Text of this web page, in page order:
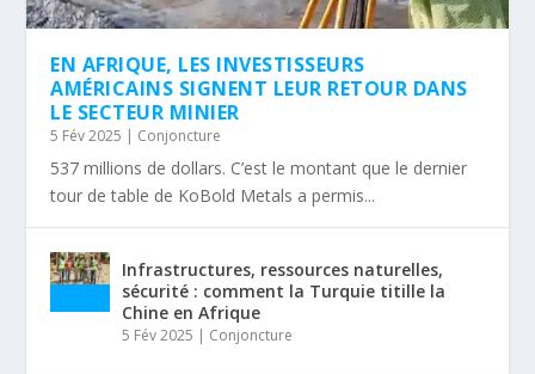
EN AFRIQUE, LES INVESTISSEURS
AMÉRICAINS SIGNENT LEUR RETOUR DANS
LE SECTEUR MINIER
5 Fév 2025 Conjoncture
537 millions de dollars. C’est le montant que le dernier
tour de table de KoBold Metals a permis...
Infrastructures, ressources naturelles,
sécurité : comment la Turquie titille la
Chine en Afrique
5 Fév 2025 Conjoncture